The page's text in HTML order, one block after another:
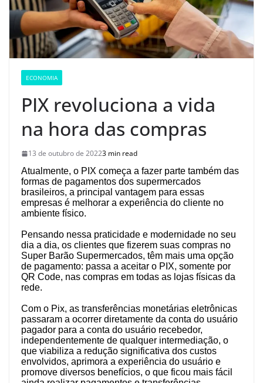
ECONOMIA
PIX revoluciona a vida
na hora das compras
13 de outubro de 20223 min read
Atualmente, o PIX começa a fazer parte também das
formas de pagamentos dos supermercados
brasileiros, a principal vantagem para essas
empresas é melhorar a experiência do cliente no
ambiente físico.
Pensando nessa praticidade e modernidade no seu
dia a dia, os clientes que fizerem suas compras no
Super Barão Supermercados, têm mais uma opção
de pagamento: passa a aceitar o PIX, somente por
QR Code, nas compras em todas as lojas físicas da
rede.
Com o Pix, as transferências monetárias eletrônicas
passaram a ocorrer diretamente da conta do usuário
pagador para a conta do usuário recebedor,
independentemente de qualquer intermediação, o
que viabiliza a redução significativa dos custos
envolvidos, aprimora a experiência do usuário e
promove diversos benefícios, o que ficou mais fácil